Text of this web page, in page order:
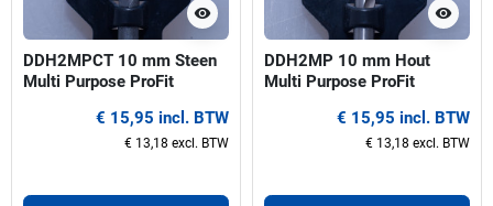
visibility
DDH2MPCT 10 mm Steen
Multi Purpose ProFit
32-330 mm€ 15,95 incl. BTW
€ 13,18 excl. BTW
visibility
DDH2MP 10 mm Hout
Multi Purpose ProFit
32-330 mm€ 15,95 incl. BTW
€ 13,18 excl. BTW